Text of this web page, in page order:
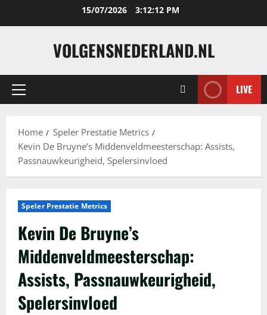
15/07/2026 3:12:13 PM
VOLGENSNEDERLAND.NL
Primary
LIVE
Home
Speler Prestatie Metrics
Kevin De Bruyne’s Middenveldmeesterschap: Assists,
Passnauwkeurigheid, Spelersinvloed
Speler Prestatie Metrics
Kevin De Bruyne’s
Middenveldmeesterschap:
Assists, Passnauwkeurigheid,
Spelersinvloed